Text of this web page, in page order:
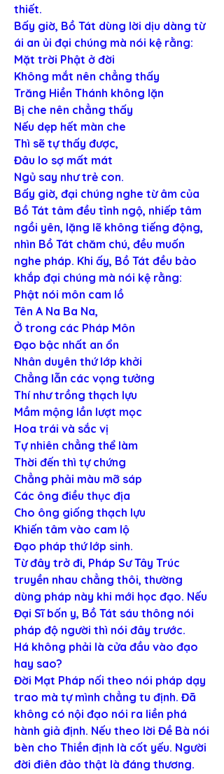
thiết.
Bấy giờ, Bồ Tát dùng lời dịu dàng từ
ái an ủi đại chúng mà nói kệ rằng:
Mặt trời Phật ở đời
Không mắt nên chẳng thấy
Trăng Hiền Thánh không lặn
Bị che nên chẳng thấy
Nếu dẹp hết màn che
Thì sẽ tự thấy được,
Đâu lo sợ mất mát
Ngủ say như trẻ con.
Bấy giờ, đại chúng nghe từ âm của
Bồ Tát tâm đều tỉnh ngộ, nhiếp tâm
ngồi yên, lặng lẽ không tiếng động,
nhìn Bồ Tát chăm chú, đều muốn
nghe pháp. Khi ấy, Bồ Tát đều bảo
khắp đại chúng mà nói kệ rằng:
Phật nói môn cam lồ
Tên A Na Ba Na,
Ở trong các Pháp Môn
Đạo bậc nhất an ổn
Nhân duyên thứ lớp khởi
Chẳng lẫn các vọng tưởng
Thí như trồng thạch lựu
Mầm mộng lần lượt mọc
Hoa trái và sắc vị
Tự nhiên chẳng thể làm
Thời đến thì tự chứng
Chẳng phải màu mỡ sáp
Các ông điều thục địa
Cho ông giống thạch lựu
Khiến tâm vào cam lộ
Đạo pháp thứ lớp sinh.
Từ đây trở đi, Pháp Sư Tây Trúc
truyền nhau chẳng thôi, thường
dùng pháp này khi mới học đạo. Nếu
Đại Sĩ bốn y, Bồ Tát sáu thông nói
pháp độ người thì nói đây trước.
Há không phải là cửa đầu vào đạo
hay sao?
Đời Mạt Pháp nối theo nói pháp dạy
trao mà tự mình chẳng tu định. Đã
không có nội đạo nói ra liền phá
hành giả định. Nếu theo lời Đề Bà nói
bèn cho Thiền định là cốt yếu. Người
đời điên đảo thật là đáng thương.